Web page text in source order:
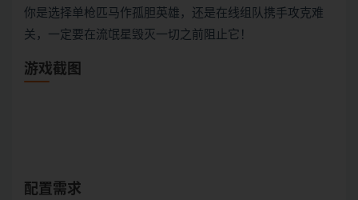
你是选择单枪匹马作孤胆英雄，还是在线组队携手攻克难
关，一定要在流氓星毁灭一切之前阻止它！
游戏截图
配置需求